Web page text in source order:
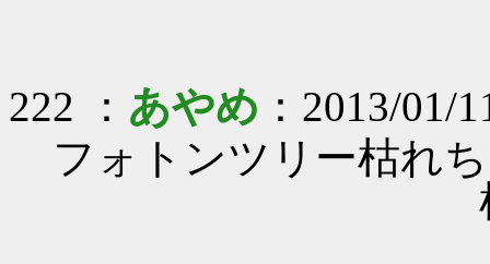
222 ： あやめ ：2013/01/
フォトンツリー枯れ
枯れちゃ